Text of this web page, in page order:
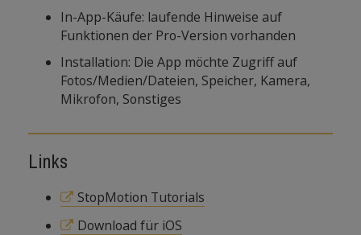
In-App-Käufe: laufende Hinweise auf
Funktionen der Pro-Version vorhanden
Installation: Die App möchte Zugriff auf
Fotos/Medien/Dateien, Speicher, Kamera,
Mikrofon, Sonstiges
Links
StopMotion Tutorials
Download für iOS